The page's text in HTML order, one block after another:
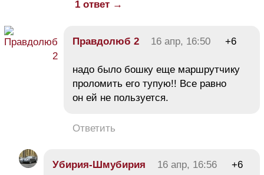
1 ответ →
Правдолюб 2 16 апр, 16:50 +6
надо было бошку еще маршрутчику
проломить его тупую!! Все равно
он ей не пользуется.
Ответить
Убирия-Шмубирия 16 апр, 16:56 +6